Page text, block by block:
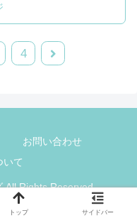
4
お問い合わせ
いて
All Rights Reserved.
トップ サイドバー